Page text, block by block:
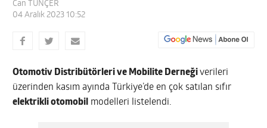
Can TUNÇER
04 Aralık 2023 10:52
Otomotiv Distribütörleri ve Mobilite Derneğiverileri
üzerinden kasım ayında Türkiye’de en çok satılan sıfır
elektrikli otomobil modelleri listelendi.